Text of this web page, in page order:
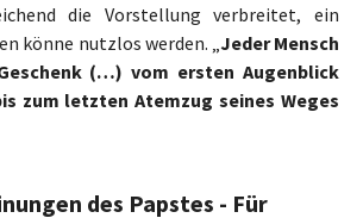
die Vorstellung verbreitet, ein
könne nutzlos werden. „Jeder Mensch
(…) vom ersten Augenblick
zum letzten Atemzug seines Weges
des Papstes - Für